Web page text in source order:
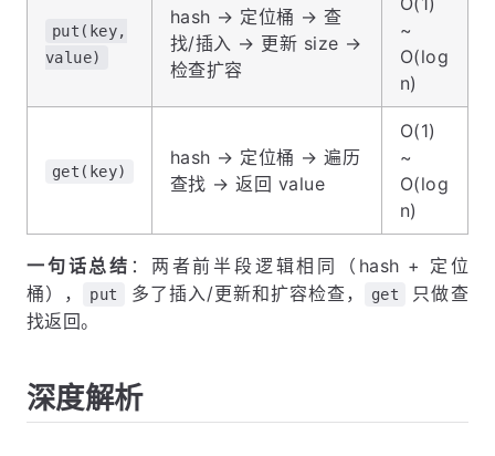
put(key,
value)
hash → 定位桶 → 查
找/插入 → 更新 size →
检查扩容
~
O(log
n)
get(key)
hash → 定位桶 → 遍历
查找 → 返回 value
O(1)
~
O(log
n)
一句话总结 ：两者前半段逻辑相同（hash + 定位
桶），
put 多了插入/更新和扩容检查， get
只做查
找返回。
深度解析